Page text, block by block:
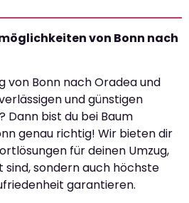
von Bonn nach
von Bonn nach Oradea und
und günstigen
Dann bist du bei Baum
genau richtig! Wir bieten dir
für deinen Umzug,
sondern auch höchste
garantieren.